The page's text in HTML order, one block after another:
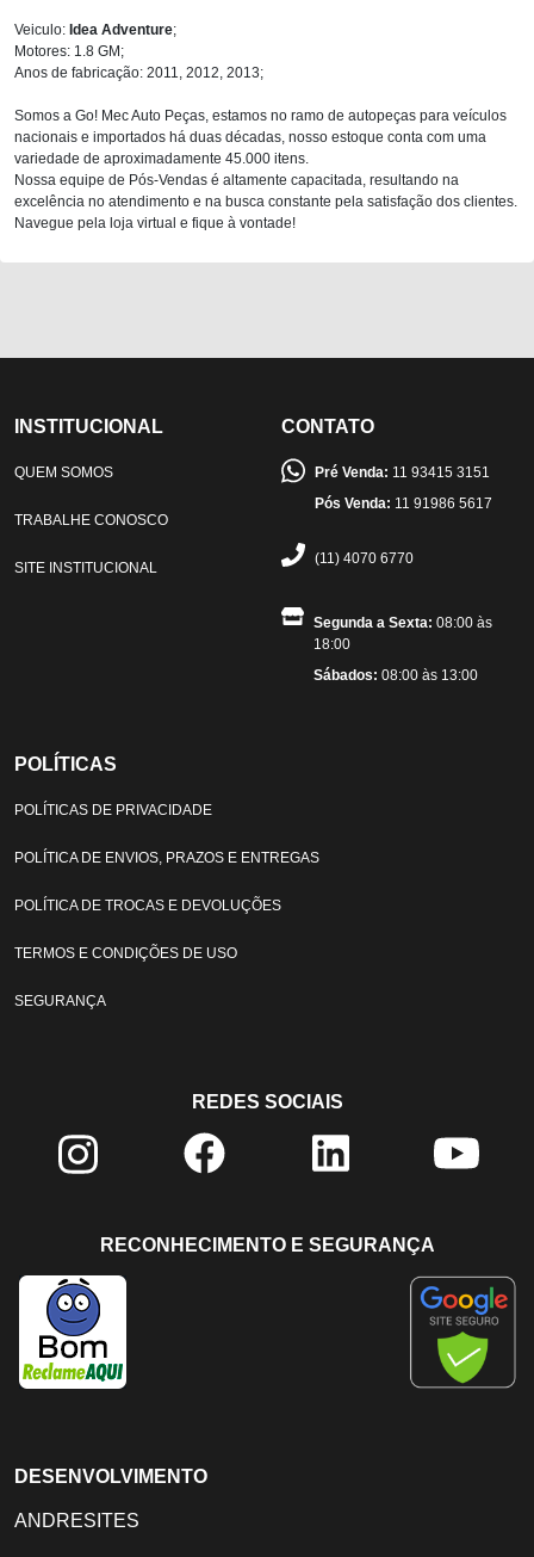
Veiculo: Idea Adventure;
Motores: 1.8 GM;
Anos de fabricação: 2011, 2012, 2013;
Somos a Go! Mec Auto Peças, estamos no ramo de autopeças para veículos
nacionais e importados há duas décadas, nosso estoque conta com uma
variedade de aproximadamente 45.000 itens.
Nossa equipe de Pós-Vendas é altamente capacitada, resultando na
excelência no atendimento e na busca constante pela satisfação dos clientes.
Navegue pela loja virtual e fique à vontade!
INSTITUCIONAL
QUEM SOMOS
TRABALHE CONOSCO
SITE INSTITUCIONAL
CONTATO
Pré Venda: 11 93415 3151
Pós Venda: 11 91986 5617
(11) 4070 6770
Segunda a Sexta: 08:00 às
18:00
Sábados: 08:00 às 13:00
POLÍTICAS
POLÍTICAS DE PRIVACIDADE
POLÍTICA DE ENVIOS, PRAZOS E ENTREGAS
POLÍTICA DE TROCAS E DEVOLUÇÕES
TERMOS E CONDIÇÕES DE USO
SEGURANÇA
REDES SOCIAIS
RECONHECIMENTO E SEGURANÇA
DESENVOLVIMENTO
ANDRESITES